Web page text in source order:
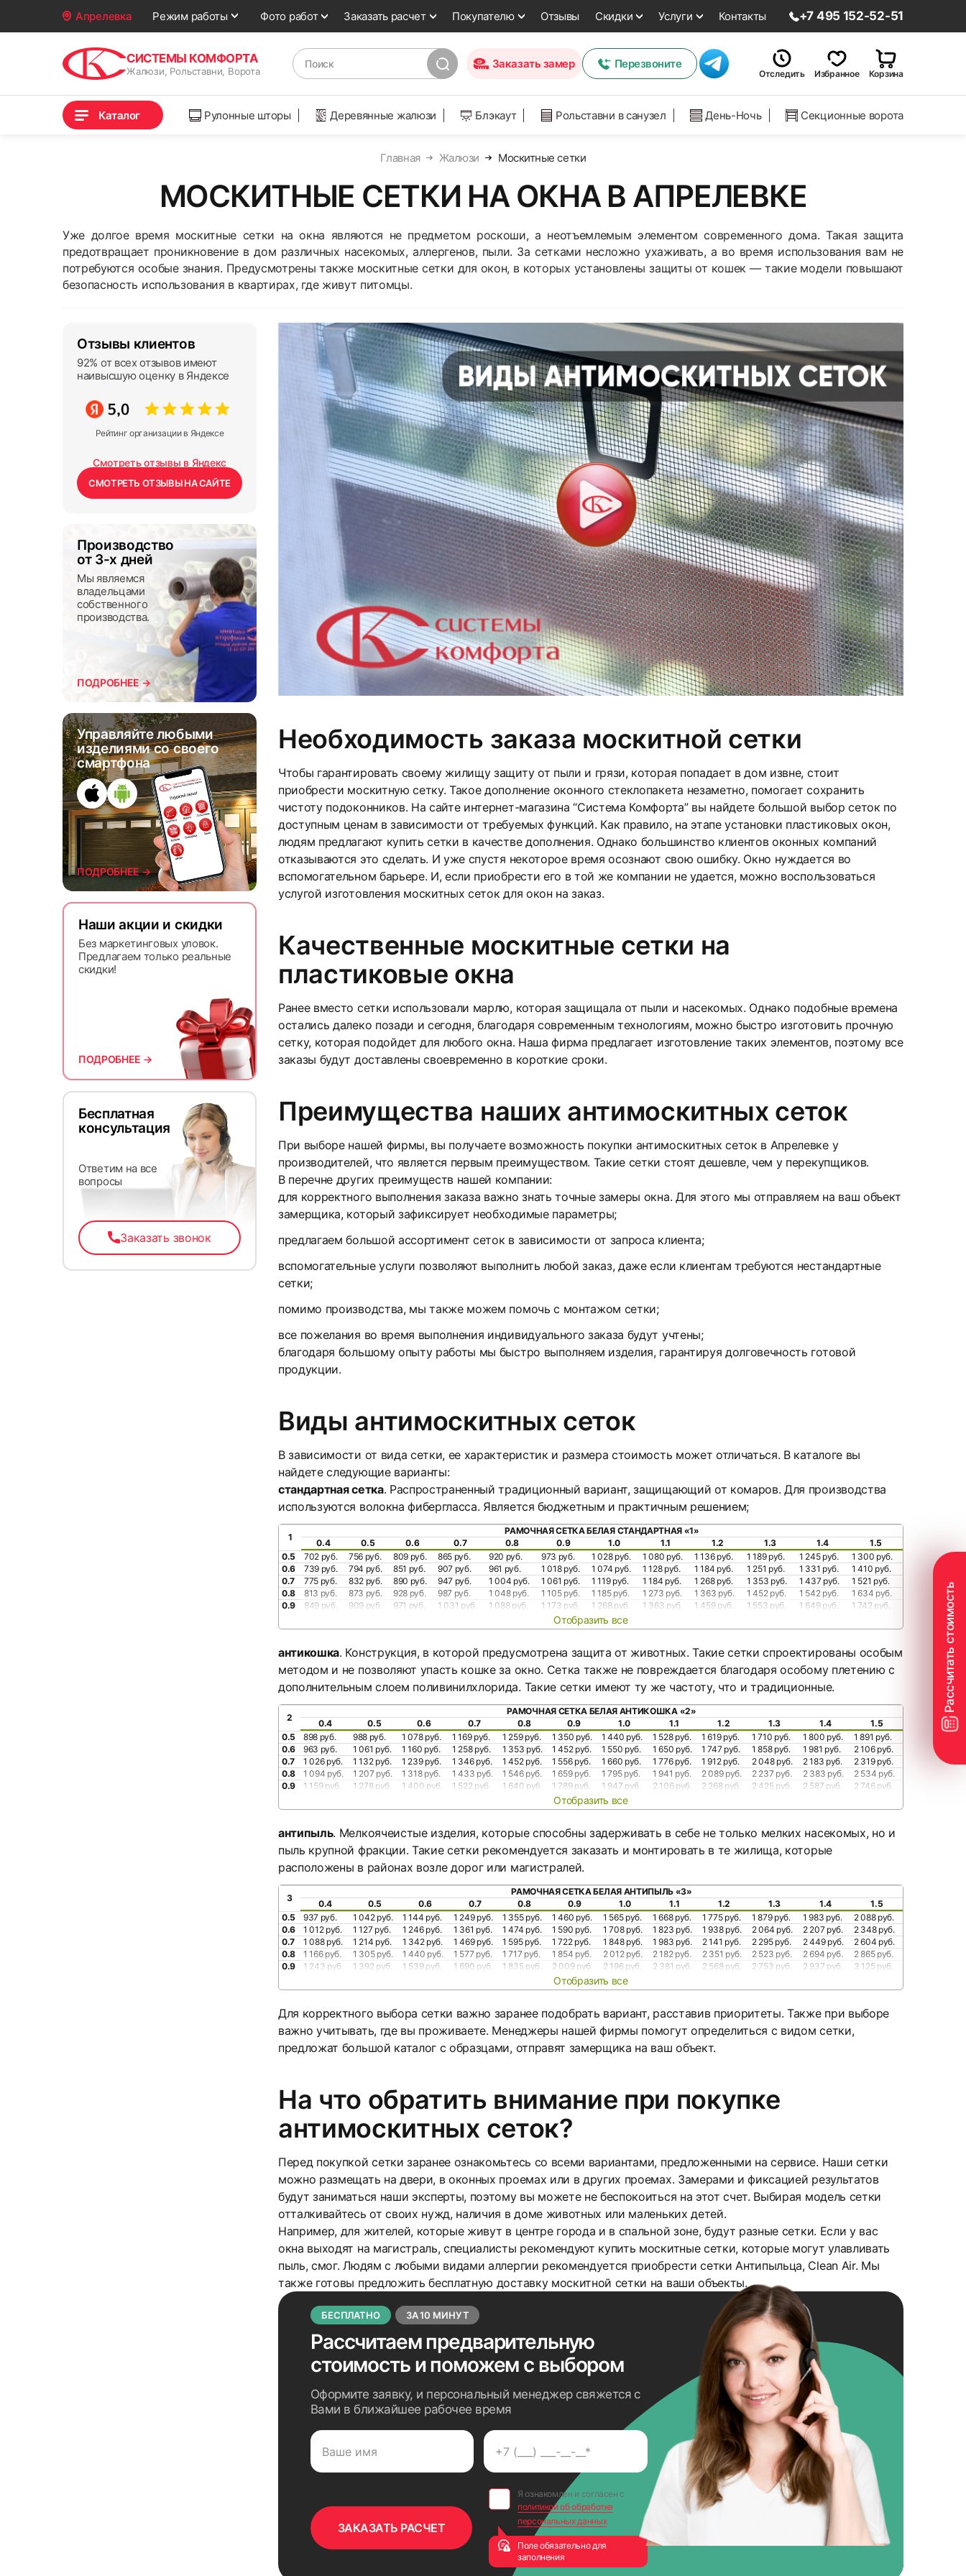
Апрелевка Режим работы Фото работ Заказать расчет Покупателю Отзывы Скидки Услуги Контакты +7 495 152-52-51
СИСТЕМЫ КОМФОРТА
Жалюзи, Рольставни, Ворота
Заказать замер Перезвоните
Отследить Избранное Корзина
Каталог Рулонные шторы Деревянные жалюзи Блэкаут Рольставни в санузел День-Ночь Секционные ворота
Главная Жалюзи Москитные сетки
МОСКИТНЫЕ СЕТКИ НА ОКНА В АПРЕЛЕВКЕ
Уже долгое время москитные сетки на окна являются не предметом роскоши, а неотъемлемым элементом современного дома. Такая защита
предотвращает проникновение в дом различных насекомых, аллергенов, пыли. За сетками несложно ухаживать, а во время использования вам не
потребуются особые знания. Предусмотрены также москитные сетки для окон, в которых установлены защиты от кошек — такие модели повышают
безопасность использования в квартирах, где живут питомцы.
Отзывы клиентов
92% от всех отзывов имеют
наивысшую оценку в Яндексе
Рейтинг организации в Яндексе
Смотреть отзывы в Яндекс
СМОТРЕТЬ ОТЗЫВЫ НА САЙТЕ
Производство
от 3-х дней
Мы являемся
владельцами
собственного
производства.
ПОДРОБНЕЕ →
Управляйте любыми
изделиями со своего
смартфона
ПОДРОБНЕЕ →
Наши акции и скидки
Без маркетинговых уловок.
Предлагаем только реальные
скидки!
ПОДРОБНЕЕ →
Бесплатная
консультация
Ответим на все
вопросы
Заказать звонок
Необходимость заказа москитной сетки
Чтобы гарантировать своему жилищу защиту от пыли и грязи, которая попадает в дом извне, стоит
приобрести москитную сетку. Такое дополнение оконного стеклопакета незаметно, помогает сохранить
чистоту подоконников. На сайте интернет-магазина “Система Комфорта” вы найдете большой выбор сеток по
доступным ценам в зависимости от требуемых функций. Как правило, на этапе установки пластиковых окон,
людям предлагают купить сетки в качестве дополнения. Однако большинство клиентов оконных компаний
отказываются это сделать. И уже спустя некоторое время осознают свою ошибку. Окно нуждается во
вспомогательном барьере. И, если приобрести его в той же компании не удается, можно воспользоваться
услугой изготовления москитных сеток для окон на заказ.
Качественные москитные сетки на
пластиковые окна
Ранее вместо сетки использовали марлю, которая защищала от пыли и насекомых. Однако подобные времена
остались далеко позади и сегодня, благодаря современным технологиям, можно быстро изготовить прочную
сетку, которая подойдет для любого окна. Наша фирма предлагает изготовление таких элементов, поэтому все
заказы будут доставлены своевременно в короткие сроки.
Преимущества наших антимоскитных сеток
При выборе нашей фирмы, вы получаете возможность покупки антимоскитных сеток в Апрелевке у
производителей, что является первым преимуществом. Такие сетки стоят дешевле, чем у перекупщиков.
В перечне других преимуществ нашей компании:
для корректного выполнения заказа важно знать точные замеры окна. Для этого мы отправляем на ваш объект
замерщика, который зафиксирует необходимые параметры;
предлагаем большой ассортимент сеток в зависимости от запроса клиента;
вспомогательные услуги позволяют выполнить любой заказ, даже если клиентам требуются нестандартные
сетки;
помимо производства, мы также можем помочь с монтажом сетки;
все пожелания во время выполнения индивидуального заказа будут учтены;
благодаря большому опыту работы мы быстро выполняем изделия, гарантируя долговечность готовой
продукции.
Виды антимоскитных сеток
В зависимости от вида сетки, ее характеристик и размера стоимость может отличаться. В каталоге вы
найдете следующие варианты:
стандартная сетка. Распространенный традиционный вариант, защищающий от комаров. Для производства
используются волокна фибергласса. Является бюджетным и практичным решением;
1
РАМОЧНАЯ СЕТКА БЕЛАЯ СТАНДАРТНАЯ «1»
0.4
0.5 0.6 0.7 0.8 0.9 1.0 1.1 1.2 1.3 1.4
1.5
0.5
702 руб. 756 руб. 809 руб. 865 руб. 920 руб. 973 руб. 1 028 руб. 1 080 руб. 1 136 руб. 1 189 руб. 1 245 руб.
1 300 руб.
0.6
739 руб. 794 руб. 851 руб. 907 руб. 961 руб. 1 018 руб. 1 074 руб. 1 128 руб. 1 184 руб. 1 251 руб. 1 331 руб.
1 410 руб.
0.7
775 руб. 832 руб. 890 руб. 947 руб. 1 004 руб. 1 061 руб. 1 119 руб. 1 184 руб. 1 268 руб. 1 353 руб. 1 437 руб.
1 521 руб.
0.8
813 руб. 873 руб. 928 руб. 987 руб. 1 048 руб. 1 105 руб. 1 185 руб. 1 273 руб. 1 363 руб. 1 452 руб. 1 542 руб.
1 634 руб.
0.9
849 руб. 909 руб. 971 руб. 1 031 руб. 1 088 руб. 1 173 руб. 1 268 руб. 1 363 руб. 1 459 руб. 1 553 руб. 1 649 руб. 1 742 руб.
Отобразить все
антикошка. Конструкция, в которой предусмотрена защита от животных. Такие сетки спроектированы особым
методом и не позволяют упасть кошке за окно. Сетка также не повреждается благодаря особому плетению с
дополнительным слоем поливинилхлорида. Такие сетки имеют ту же частоту, что и традиционные.
2
РАМОЧНАЯ СЕТКА БЕЛАЯ АНТИКОШКА «2»
0.4
0.5 0.6 0.7 0.8 0.9 1.0 1.1 1.2 1.3 1.4
1.5
0.5
898 руб. 988 руб. 1 078 руб. 1 169 руб. 1 259 руб. 1 350 руб. 1 440 руб. 1 528 руб. 1 619 руб. 1 710 руб. 1 800 руб.
1 891 руб.
0.6
963 руб. 1 061 руб. 1 160 руб. 1 258 руб. 1 353 руб. 1 452 руб. 1 550 руб. 1 650 руб. 1 747 руб. 1 858 руб. 1 981 руб.
2 106 руб.
0.7
1 026 руб. 1 132 руб. 1 239 руб. 1 346 руб. 1 452 руб. 1 556 руб. 1 660 руб. 1 776 руб. 1 912 руб. 2 048 руб. 2 183 руб.
2 319 руб.
0.8
1 094 руб. 1 207 руб. 1 318 руб. 1 433 руб. 1 546 руб. 1 659 руб. 1 795 руб. 1 941 руб. 2 089 руб. 2 237 руб. 2 383 руб.
2 534 руб.
0.9
1 159 руб. 1 278 руб. 1 400 руб. 1 522 руб. 1 640 руб. 1 789 руб. 1 947 руб. 2 106 руб. 2 268 руб. 2 425 руб. 2 587 руб. 2 746 руб.
Отобразить все
антипыль. Мелкоячеистые изделия, которые способны задерживать в себе не только мелких насекомых, но и
пыль крупной фракции. Такие сетки рекомендуется заказать и монтировать в те жилища, которые
расположены в районах возле дорог или магистралей.
3
РАМОЧНАЯ СЕТКА БЕЛАЯ АНТИПЫЛЬ «3»
0.4
0.5 0.6 0.7 0.8 0.9 1.0 1.1 1.2 1.3 1.4
1.5
0.5
937 руб. 1 042 руб. 1 144 руб. 1 249 руб. 1 355 руб. 1 460 руб. 1 565 руб. 1 668 руб. 1 775 руб. 1 879 руб. 1 983 руб.
2 088 руб.
0.6
1 012 руб. 1 127 руб. 1 246 руб. 1 361 руб. 1 474 руб. 1 590 руб. 1 708 руб. 1 823 руб. 1 938 руб. 2 064 руб. 2 207 руб.
2 348 руб.
0.7
1 088 руб. 1 214 руб. 1 342 руб. 1 469 руб. 1 595 руб. 1 722 руб. 1 848 руб. 1 983 руб. 2 141 руб. 2 295 руб. 2 449 руб.
2 604 руб.
0.8
1 166 руб. 1 305 руб. 1 440 руб. 1 577 руб. 1 717 руб. 1 854 руб. 2 012 руб. 2 182 руб. 2 351 руб. 2 523 руб. 2 694 руб.
2 865 руб.
0.9
1 243 руб. 1 392 руб. 1 539 руб. 1 690 руб. 1 835 руб. 2 009 руб. 2 196 руб. 2 381 руб. 2 568 руб. 2 753 руб. 2 937 руб. 3 125 руб.
Отобразить все
Для корректного выбора сетки важно заранее подобрать вариант, расставив приоритеты. Также при выборе
важно учитывать, где вы проживаете. Менеджеры нашей фирмы помогут определиться с видом сетки,
предложат большой каталог с образцами, отправят замерщика на ваш объект.
На что обратить внимание при покупке
антимоскитных сеток?
Перед покупкой сетки заранее ознакомьтесь со всеми вариантами, предложенными на сервисе. Наши сетки
можно размещать на двери, в оконных проемах или в других проемах. Замерами и фиксацией результатов
будут заниматься наши эксперты, поэтому вы можете не беспокоиться на этот счет. Выбирая модель сетки
отталкивайтесь от своих нужд, наличия в доме животных или маленьких детей.
Например, для жителей, которые живут в центре города и в спальной зоне, будут разные сетки. Если у вас
окна выходят на магистраль, специалисты рекомендуют купить москитные сетки, которые могут улавливать
пыль, смог. Людям с любыми видами аллергии рекомендуется приобрести сетки Антипыльца, Clean Air. Мы
также готовы предложить бесплатную доставку москитной сетки на ваши объекты.
БЕСПЛАТНО ЗА 10 МИНУТ
Рассчитаем предварительную
стоимость и поможем с выбором
Оформите заявку, и персональный менеджер свяжется с
Вами в ближайшее рабочее время
Я ознакомлен и согласен с
политикой об обработке
персональных данных
Поле обязательно для
заполнения